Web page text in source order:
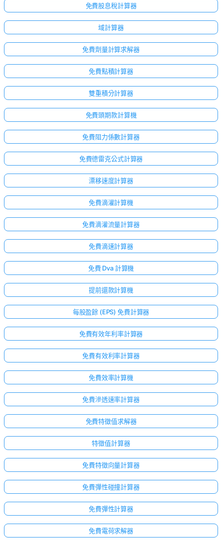
登
免費股息稅計算器
域計算器
免費劑量計算求解器
免費點積計算器
雙重積分計算器
免費頭期款計算機
免費阻力係數計算器
免費德雷克公式計算器
漂移速度計算器
免費滴灌計算機
免費滴灌流量計算器
免費滴速計算器
免費 Dva 計算機
提前還款計算機
每股盈餘 (EPS) 免費計算器
免費有效年利率計算器
免費有效利率計算器
免費效率計算機
免費滲透速率計算器
免費特徵值求解器
特徵值計算器
免費特徵向量計算器
免費彈性碰撞計算器
免費彈性計算器
免費電荷求解器